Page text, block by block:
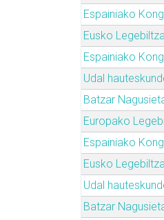
Espainiako
Eusko
Espainiako
Udal
Batzar
Europako
Espainiako
Eusko
Udal
Batzar